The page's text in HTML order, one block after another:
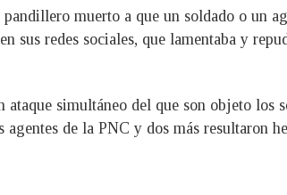
muerto a que un soldado o un
sus redes sociales, que lamentaba y
simultáneo del que son objeto los
de la PNC y dos más resultaron